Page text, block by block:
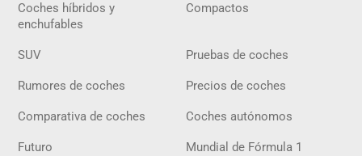
Coches híbridos y
enchufables
Compactos
SUV Pruebas de coches
Rumores de coches Precios de coches
Comparativa de coches Coches autónomos
Futuro Mundial de Fórmula 1